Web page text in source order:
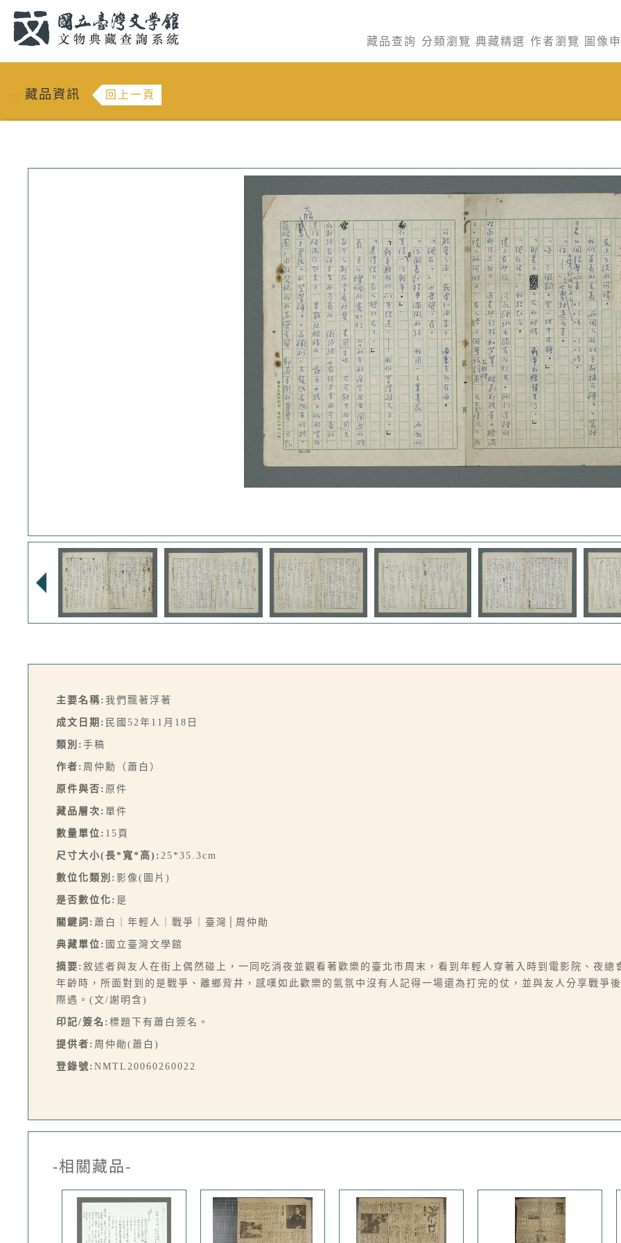
藏品查詢 分類瀏覽 典藏精選 作者瀏覽 圖像
::: 藏品資訊 回上一頁
主要名稱: 我們飄著浮著
成文日期: 民國52年11月18日
類別: 手稿
作者: 周仲勳（蕭白）
原件與否: 原件
藏品層次: 單件
數量單位: 15頁
尺寸大小(長*寬*高): 25*35.3cm
數位化類別: 影像(圖片)
是否數位化: 是
關鍵詞: 蕭白｜年輕人｜戰爭｜臺灣│周仲勛
典藏單位: 國立臺灣文學館
摘要: 敘述者與友人在街上偶然碰上，一同吃消夜並觀看著歡樂的臺北市周末，看到年輕人穿著入時到電影院、夜
年齡時，所面對到的是戰爭、離鄉背井，感嘆如此歡樂的氣氛中沒有人記得一場還為打完的仗，並與友人分享戰爭
際遇。(文/謝明含)
印記/簽名: 標題下有蕭白簽名。
提供者: 周仲勛(蕭白)
登錄號: NMTL20060260022
-相關藏品-